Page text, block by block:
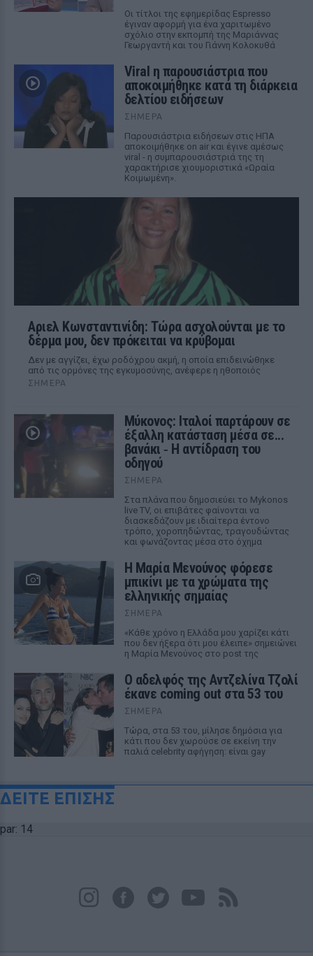
Οι τίτλοι της εφημερίδας Espresso
έγιναν αφορμή για ένα χαριτωμένο
σχόλιο στην εκπομπή της Μαριάννας
Γεωργαντή και του Γιάννη Κολοκυθά
Viral η παρουσιάστρια που
αποκοιμήθηκε κατά τη διάρκεια
δελτίου ειδήσεων
ΣΉΜΕΡΑ
Παρουσιάστρια ειδήσεων στις ΗΠΑ
αποκοιμήθηκε on air και έγινε αμέσως
viral - η συμπαρουσιάστριά της τη
χαρακτήρισε χιουμοριστικά «Ωραία
Κοιμωμένη».
Αριελ Κωνσταντινίδη: Τώρα ασχολούνται με το
δέρμα μου, δεν πρόκειται να κρύβομαι
Δεν με αγγίζει, έχω ροδόχρου ακμή, η οποία επιδεινώθηκε
από τις ορμόνες της εγκυμοσύνης, ανέφερε η ηθοποιός
ΣΉΜΕΡΑ
Μύκονος: Ιταλοί παρτάρουν σε
έξαλλη κατάσταση μέσα σε...
βανάκι ‑ Η αντίδραση του
οδηγού
ΣΉΜΕΡΑ
Στα πλάνα που δημοσιεύει το Mykonos
live TV, οι επιβάτες φαίνονται να
διασκεδάζουν με ιδιαίτερα έντονο
τρόπο, χοροπηδώντας, τραγουδώντας
και φωνάζοντας μέσα στο όχημα
Η Μαρία Μενούνος φόρεσε
μπικίνι με τα χρώματα της
ελληνικής σημαίας
ΣΉΜΕΡΑ
«Κάθε χρόνο η Ελλάδα μου χαρίζει κάτι
που δεν ήξερα ότι μου έλειπε» σημειώνει
η Μαρία Μενούνος στο post της
Ο αδελφός της Αντζελίνα Τζολί
έκανε coming out στα 53 του
ΣΉΜΕΡΑ
Τώρα, στα 53 του, μίλησε δημόσια για
κάτι που δεν χωρούσε σε εκείνη την
παλιά celebrity αφήγηση: είναι gay
ΔΕΙΤΕ ΕΠΙΣΗΣ
par: 14